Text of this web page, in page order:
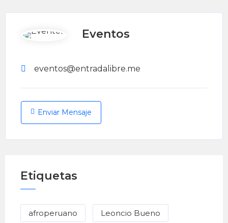
Eventos
eventos@entradalibre.me
Enviar Mensaje
Etiquetas
afroperuano Leoncio Bueno